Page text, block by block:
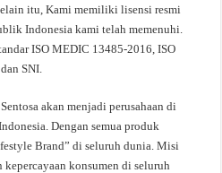
itu, Kami memiliki lisensi resmi
Indonesia kami telah memenuhi.
ISO MEDIC 13485-2016, ISO
SNI.
akan menjadi perusahaan di
Dengan semua produk
Brand” di seluruh dunia. Misi
kepercayaan konsumen di seluruh